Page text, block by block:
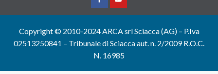
FacebookYountube
Copyright © 2010-2024 ARCA srl Sciacca (AG) – P.Iva
02513250841 – Tribunale di Sciacca aut. n. 2/2009 R.O.C.
N. 16985